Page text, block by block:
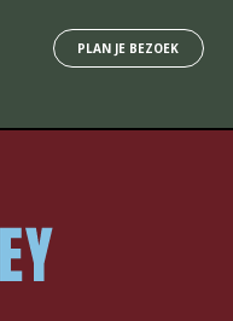
PLAN JE BEZOEK